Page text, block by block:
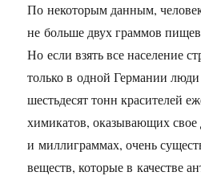
По некоторым данным,
не больше двух граммов
Но если взять все население
только в одной Германии
шестьдесят тонн красителей
химикатов, оказывающих
и миллиграммах, очень
веществ, которые в качестве